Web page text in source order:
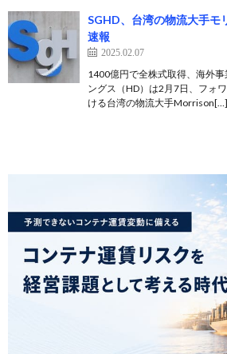
SGHD、台湾の物流大手
速報
2025.02.07
1400億円で全株式取得、海外事
ングス（HD）は2月7日、フォ
ける台湾の物流大手Morrison[…]